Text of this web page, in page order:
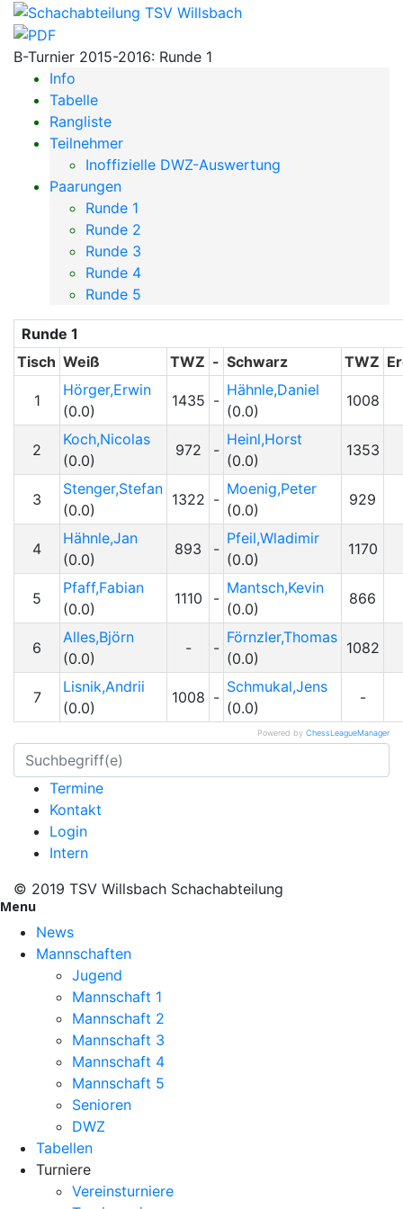
B-Turnier 2015-2016: Runde 1
Info
Tabelle
Rangliste
Teilnehmer
Inoffizielle DWZ-Auswertung
Paarungen
Runde 1
Runde 2
Runde 3
Runde 4
Runde 5
Runde 1
Tisch Weiß TWZ - Schwarz TWZ
1
Hörger,Erwin
(0.0)
1435 -
Hähnle,Daniel
(0.0)
1008
2
Koch,Nicolas
(0.0)
972 -
Heinl,Horst
(0.0)
1353
3
Stenger,Stefan
(0.0)
1322 -
Moenig,Peter
(0.0)
929
4
Hähnle,Jan
(0.0)
893 -
Pfeil,Wladimir
(0.0)
1170
5
Pfaff,Fabian
(0.0)
1110 -
Mantsch,Kevin
(0.0)
866
6
Alles,Björn
(0.0)
- -
Förnzler,Thomas
(0.0)
1082
7
Lisnik,Andrii
(0.0)
1008 -
Schmukal,Jens
(0.0)
-
Powered by ChessLeagueManager
Termine
Kontakt
Login
Intern
© 2019 TSV Willsbach Schachabteilung
Menu
News
Mannschaften
Jugend
Mannschaft 1
Mannschaft 2
Mannschaft 3
Mannschaft 4
Mannschaft 5
Senioren
DWZ
Tabellen
Turniere
Vereinsturniere